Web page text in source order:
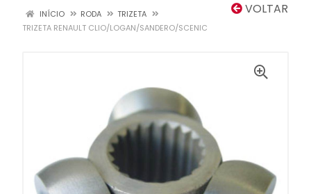
VOLTAR
INÍCIO RODA
TRIZETA
TRIZETA RENAULT CLIO/LOGAN/SANDERO/SCENIC